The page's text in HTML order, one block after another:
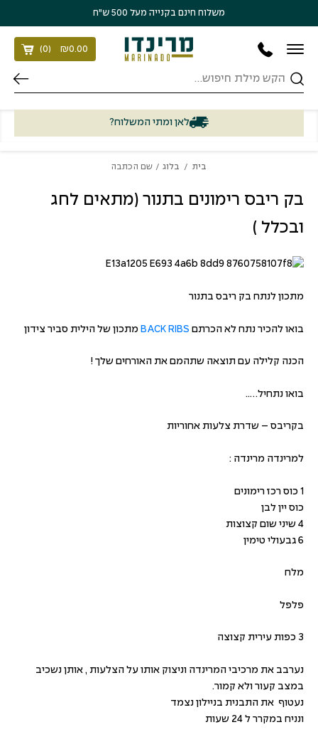
משלוח חינם בקנייה מעל 500 ש״ח
חיפוש
₪0.00
(
0
)
לאן ומתי המשלוח?
בית / בלוג / שם הכתבה
בק ריבס רימונים בתנור (מתאים לחג
ובכלל )
מתכון לנתח בק ריבס בתנור
בואו להכיר נתח לא הכרתם BACK RIBS מתכון של הילית סביר צידון
הכנה קלילה עם תוצאה שתהמם את האורחים שלך !
בואו נתחיל…..
בקריבס – שדרת צלעות אחוריות
למרינדה מרינדה :
1 כוס רכז רימונים
כוס יין לבן
4 שיני שום קצוצות
6 גבעולי טימין
מלח
פלפל
3 כפות עירית קצוצה
נערבב את מרכיבי המרינדה וניצוק אותו על הצלעות , אותן נשכיב
במצב קעור ולא קמור.
נעטוף את התבנית בניילון נצמד
ונניח במקרר ל 24 שעות